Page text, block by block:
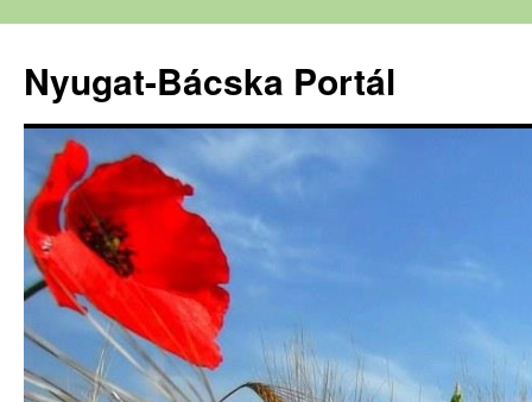
Nyugat-Bácska Portál